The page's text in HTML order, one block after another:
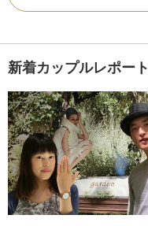
新着カップルレポート